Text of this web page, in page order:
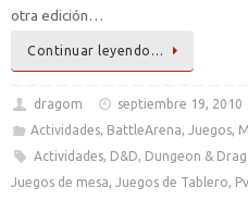
otra edición…
Continuar leyendo…
dragom
septiembre 19, 2010
Actividades, BattleArena Juegos,
Actividades, D&D Dungeon &
Juegos de mesa
Juegos de Tablero